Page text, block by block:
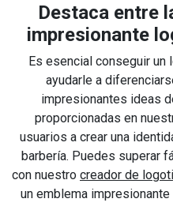
Destaca entre
impresionante
Es esencial conseguir un
ayudarle a
impresionantes ideas
proporcionadas en
usuarios a crear una
barbería. Puedes superar
con nuestro creador de
un emblema